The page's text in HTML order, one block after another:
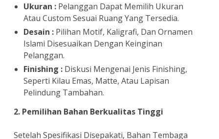
Ukuran : Pelanggan Dapat Memilih Ukuran
Atau Custom Sesuai Ruang Yang Tersedia.
Desain : Pilihan Motif, Kaligrafi, Dan Ornamen
Islami Disesuaikan Dengan Keinginan
Pelanggan.
Finishing : Diskusi Mengenai Jenis Finishing,
Seperti Kilau Emas, Matte, Atau Lapisan
Pelindung Tambahan.
2. Pemilihan Bahan Berkualitas Tinggi
Setelah Spesifikasi Disepakati, Bahan Tembaga